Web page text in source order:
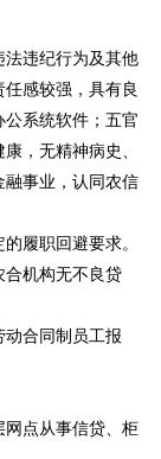
违纪行为及其他
感较强，具有良
系统软件；五官
，无精神病史、
融事业，认同农信
履职回避要求。
机构无不良贷
合同制员工报
点从事信贷、柜